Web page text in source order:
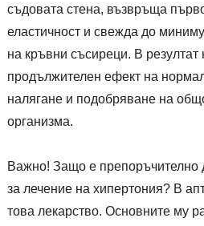
съдовата стена, възвръща
еластичност и свежда до
на кръвни съсиреци. В
продължителен ефект на
налягане и подобряване на
организма.
Важно! Защо е препоръчително
за лечение на хипертония? В
това лекарство. Основните му